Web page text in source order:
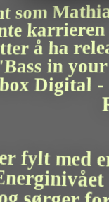
som
å ha
in
Digital
fylt med
sørger